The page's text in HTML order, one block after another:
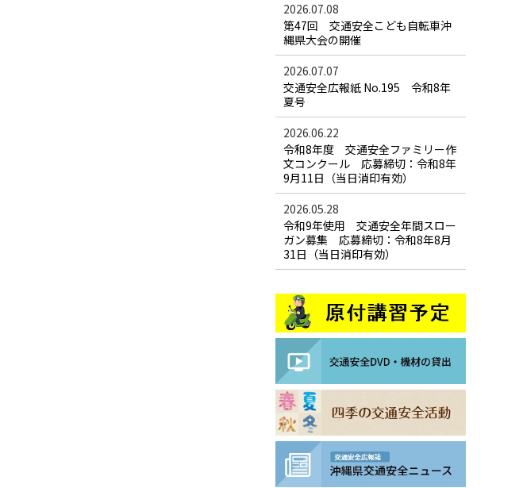
2026.07.08
第47回 交通安全こども自転車沖
縄県大会の開催
2026.07.07
交通安全広報紙 No.195 令和8年
夏号
2026.06.22
令和8年度 交通安全ファミリー作
文コンクール 応募締切：令和8年
9月11日（当日消印有効）
2026.05.28
令和9年使用 交通安全年間スロー
ガン募集 応募締切：令和8年8月
31日（当日消印有効）